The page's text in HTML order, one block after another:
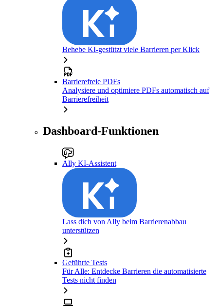
Behebe KI-gestützt viele Barrieren per Klick
Barrierefreie PDFs
Analysiere und optimiere PDFs automatisch auf
Barrierefreiheit
Dashboard-Funktionen
Ally KI-Assistent
Lass dich von Ally beim Barrierenabbau
unterstützen
Geführte Tests
Für Alle: Entdecke Barrieren die automatisierte
Tests nicht finden